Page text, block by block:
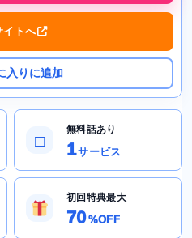
イトへ
入りに追加
□
無料話あり
1サービス
初回特典最大
70%OFF